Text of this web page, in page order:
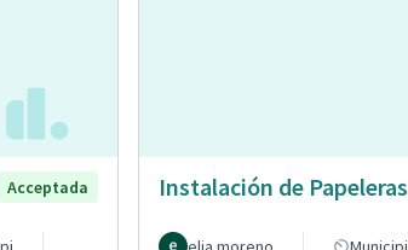
Acceptada Instalación de Papeleras